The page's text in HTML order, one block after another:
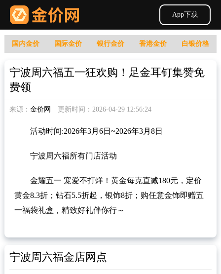
App下载
国内金价 国际金价 银行金价 香港金价 白银价格
宁波周六福五一狂欢购！足金耳钉集赞免
费领
来源： 金价网 更新时间：2026-04-29 12:56:24
活动时间:2026年3月6日~2026年3月8日
宁波周六福所有门店活动
金耀五一 宠爱不打烊！黄金每克直减180元，定价
黄金8.3折；钻石5.5折起，银饰8折；购任意金饰即赠五
一福袋礼盒，精致好礼伴你行～
宁波周六福金店网点